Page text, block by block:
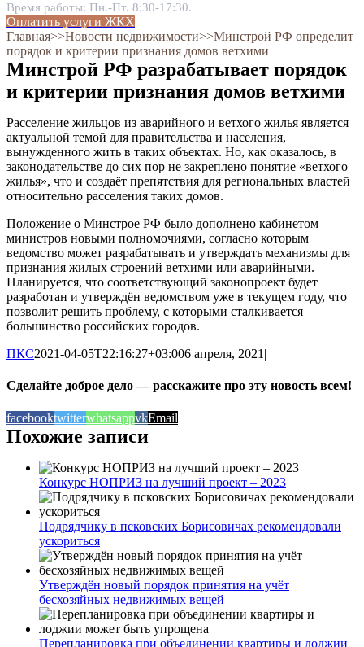
Время работы: Пн.-Пт. 8:30-17:30.
Оплатить услуги ЖКХ
Главная˃˃Новости недвижимости˃˃Минстрой РФ определит
порядок и критерии признания домов ветхими
Минстрой РФ разрабатывает порядок
и критерии признания домов ветхими
Расселение жильцов из аварийного и ветхого жилья является
актуальной темой для правительства и населения,
вынужденного жить в таких объектах. Но, как оказалось, в
законодательстве до сих пор не закреплено понятие «ветхого
жилья», что и создаёт препятствия для региональных властей
относительно расселения таких домов.
Положение о Минстрое РФ было дополнено кабинетом
министров новыми полномочиями, согласно которым
ведомство может разрабатывать и утверждать механизмы для
признания жилых строений ветхими или аварийными.
Планируется, что соответствующий законопроект будет
разработан и утверждён ведомством уже в текущем году, что
позволит решить проблему, с которыми сталкивается
большинство российских городов.
ПКС2021-04-05T22:16:27+03:006 апреля, 2021 |
Сделайте доброе дело — расскажите про эту новость всем!
facebooktwitterwhatsappvkEmail
Похожие записи
Конкурс НОПРИЗ на лучший проект – 2023
Подрядчику в псковских Борисовичах рекомендовали
ускориться
Утверждён новый порядок принятия на учёт
бесхозяйных недвижимых вещей
Перепланировка при объединении квартиры и лоджии